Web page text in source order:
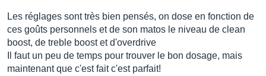
Les réglages sont très bien pensés, on dose en fonction de
ces goûts personnels et de son matos le niveau de clean
boost, de treble boost et d'overdrive
Il faut un peu de temps pour trouver le bon dosage, mais
maintenant que c'est fait c'est parfait!